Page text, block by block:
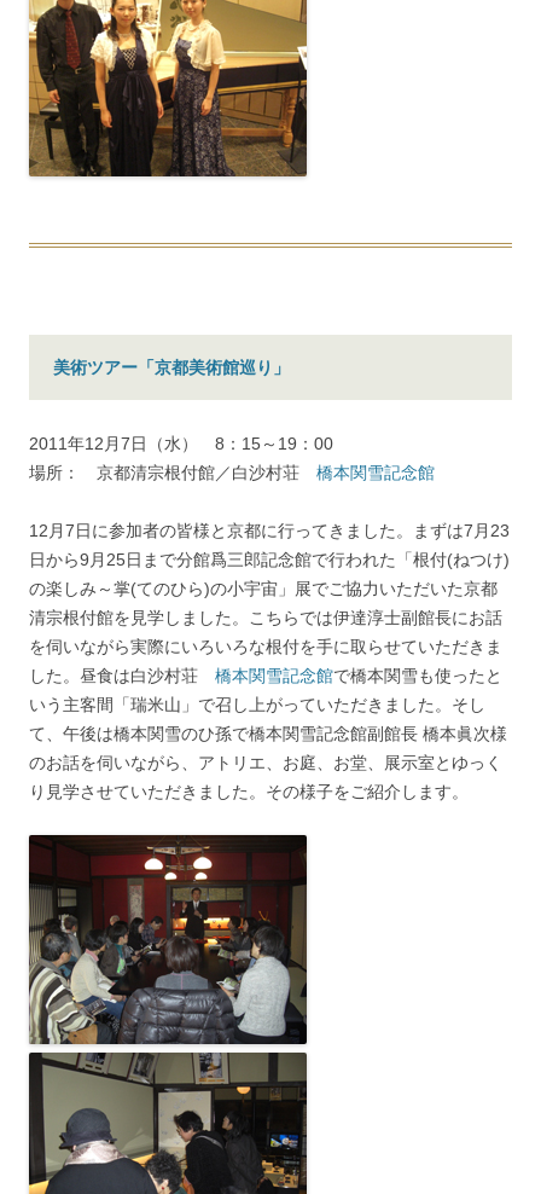
美術ツアー「京都美術館巡り」
2011年12月7日（水） 8：15～19：00
場所： 京都清宗根付館／白沙村荘 橋本関雪記念館
12月7日に参加者の皆様と京都に行ってきました。まずは7月23
日から9月25日まで分館爲三郎記念館で行われた「根付(ねつけ)
の楽しみ～掌(てのひら)の小宇宙」展でご協力いただいた京都
清宗根付館を見学しました。こちらでは伊達淳士副館長にお話
を伺いながら実際にいろいろな根付を手に取らせていただきま
した。昼食は白沙村荘 橋本関雪記念館で橋本関雪も使ったと
いう主客間「瑞米山」で召し上がっていただきました。そし
て、午後は橋本関雪のひ孫で橋本関雪記念館副館長 橋本眞次様
のお話を伺いながら、アトリエ、お庭、お堂、展示室とゆっく
り見学させていただきました。その様子をご紹介します。